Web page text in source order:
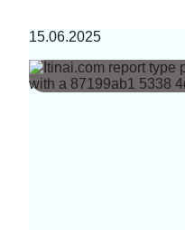
15.06.2025